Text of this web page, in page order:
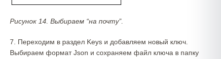
Рисунок 14. Выбираем “на почту”.
7. Переходим в раздел Keys и добавляем новый ключ.
Выбираем формат Json и сохраняем файл ключа в папку